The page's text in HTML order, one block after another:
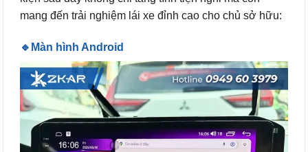
mang đến trải nghiệm lái xe đỉnh cao cho chủ sở hữu:
🔹Màn hình Android